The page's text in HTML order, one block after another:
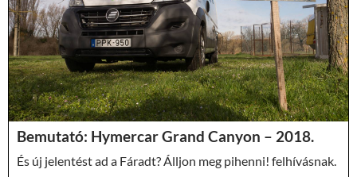
Bemutató: Hymercar Grand Canyon – 2018.
És új jelentést ad a Fáradt? Álljon meg pihenni! felhívásnak.